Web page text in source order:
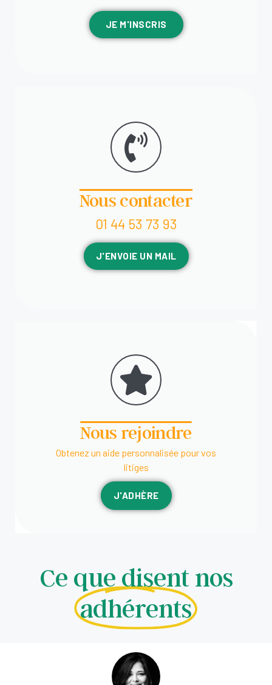
JE M'INSCRIS
Nous contacter
01 44 53 73 93
J'ENVOIE UN MAIL
Nous rejoindre
Obtenez un aide personnalisée pour vos
litiges
J'ADHÈRE
Ce que disent nos
adhérents